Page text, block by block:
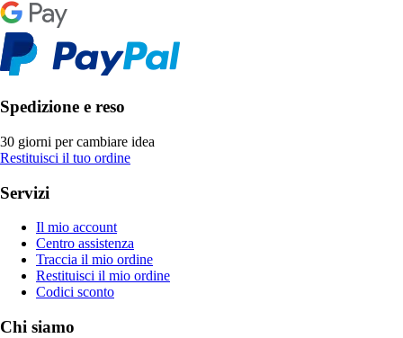
Spedizione e reso
30 giorni per cambiare idea
Restituisci il tuo ordine
Servizi
Il mio account
Centro assistenza
Traccia il mio ordine
Restituisci il mio ordine
Codici sconto
Chi siamo